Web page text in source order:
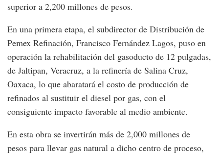
superior a 2,200 millones de pesos.
En una primera etapa, el subdirector de Distribución de
Pemex Refinación, Francisco Fernández Lagos, puso en
operación la rehabilitación del gasoducto de 12 pulgadas,
de Jaltipan, Veracruz, a la refinería de Salina Cruz,
Oaxaca, lo que abaratará el costo de producción de
refinados al sustituir el diesel por gas, con el
consiguiente impacto favorable al medio ambiente.
En esta obra se invertirán más de 2,000 millones de
pesos para llevar gas natural a dicho centro de proceso,